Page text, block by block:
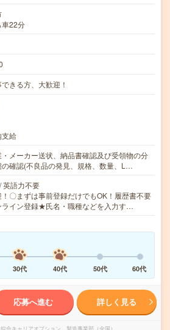
車22分
きる方、大歓迎！
支給
・メーカー送状、納品書確認及び受領物の分
の確認(不良品の発見、規格、数量、L…
英語力不要
〇まずは事前登録だけでもOK！履歴書不要
ライン登録★氏名・職種などを入力す…
30代 40代 50代 60代
応募へ進む 詳しく見る